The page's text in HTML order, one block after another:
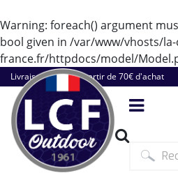
Warning: foreach() argument
bool given in /var/www/vhosts/
france.fr/httpdocs/model/
Livraison offerte à partir de 70€ d'achat